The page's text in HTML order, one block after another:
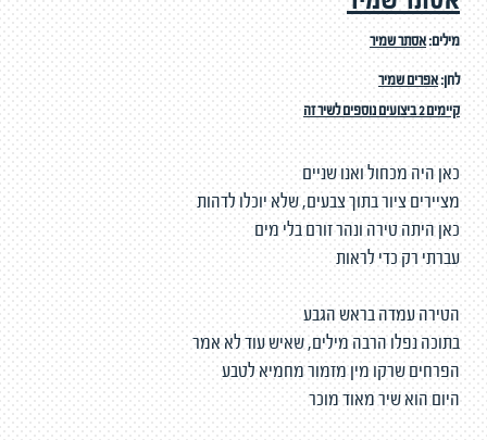
מילים:אסתר שמיר
לחן:אפרים שמיר
קיימים 2 ביצועים נוספים לשיר זה
כאן היה מכחול ואנו שניים
מציירים ציור בתוך צבעים, שלא יוכלו לדהות
כאן היתה טירה ונהר זורם בלי מים
עברתי רק כדי לראות
הטירה עמדה בראש הגבע
בתוכה נפלו הרבה מילים, שאיש עוד לא אמר
הפרחים שרקו מין מזמור מחמיא לטבע
היום הוא שיר מאוד מוכר